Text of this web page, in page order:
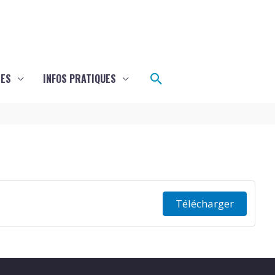
INFOS PRATIQUES Rechercher
Télécharger